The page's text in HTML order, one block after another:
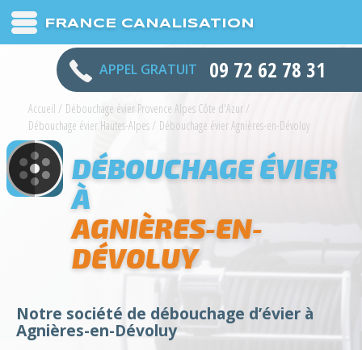
FRANCE CANALISATION
APPEL GRATUIT 09 72 62 78 31
Accueil / Débouchage évier Provence Alpes Côte d'Azur/
Débouchage évier Hautes-Alpes/ Débouchage évier Agnières-en-Dévoluy
DÉBOUCHAGE ÉVIER
À
AGNIÈRES-EN-
DÉVOLUY
Notre société de débouchage d’évier à
Agnières-en-Dévoluy